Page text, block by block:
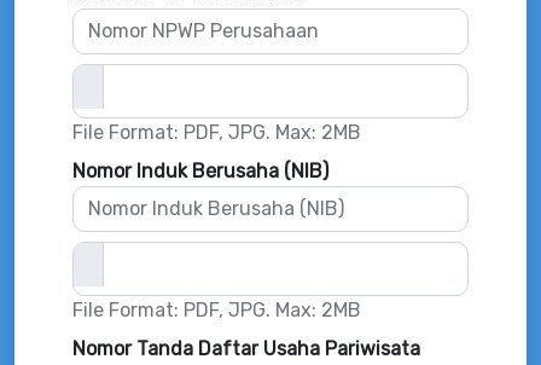
File Format: PDF, JPG. Max: 2MB
Nomor Induk Berusaha (NIB)
File Format: PDF, JPG. Max: 2MB
Nomor Tanda Daftar Usaha Pariwisata